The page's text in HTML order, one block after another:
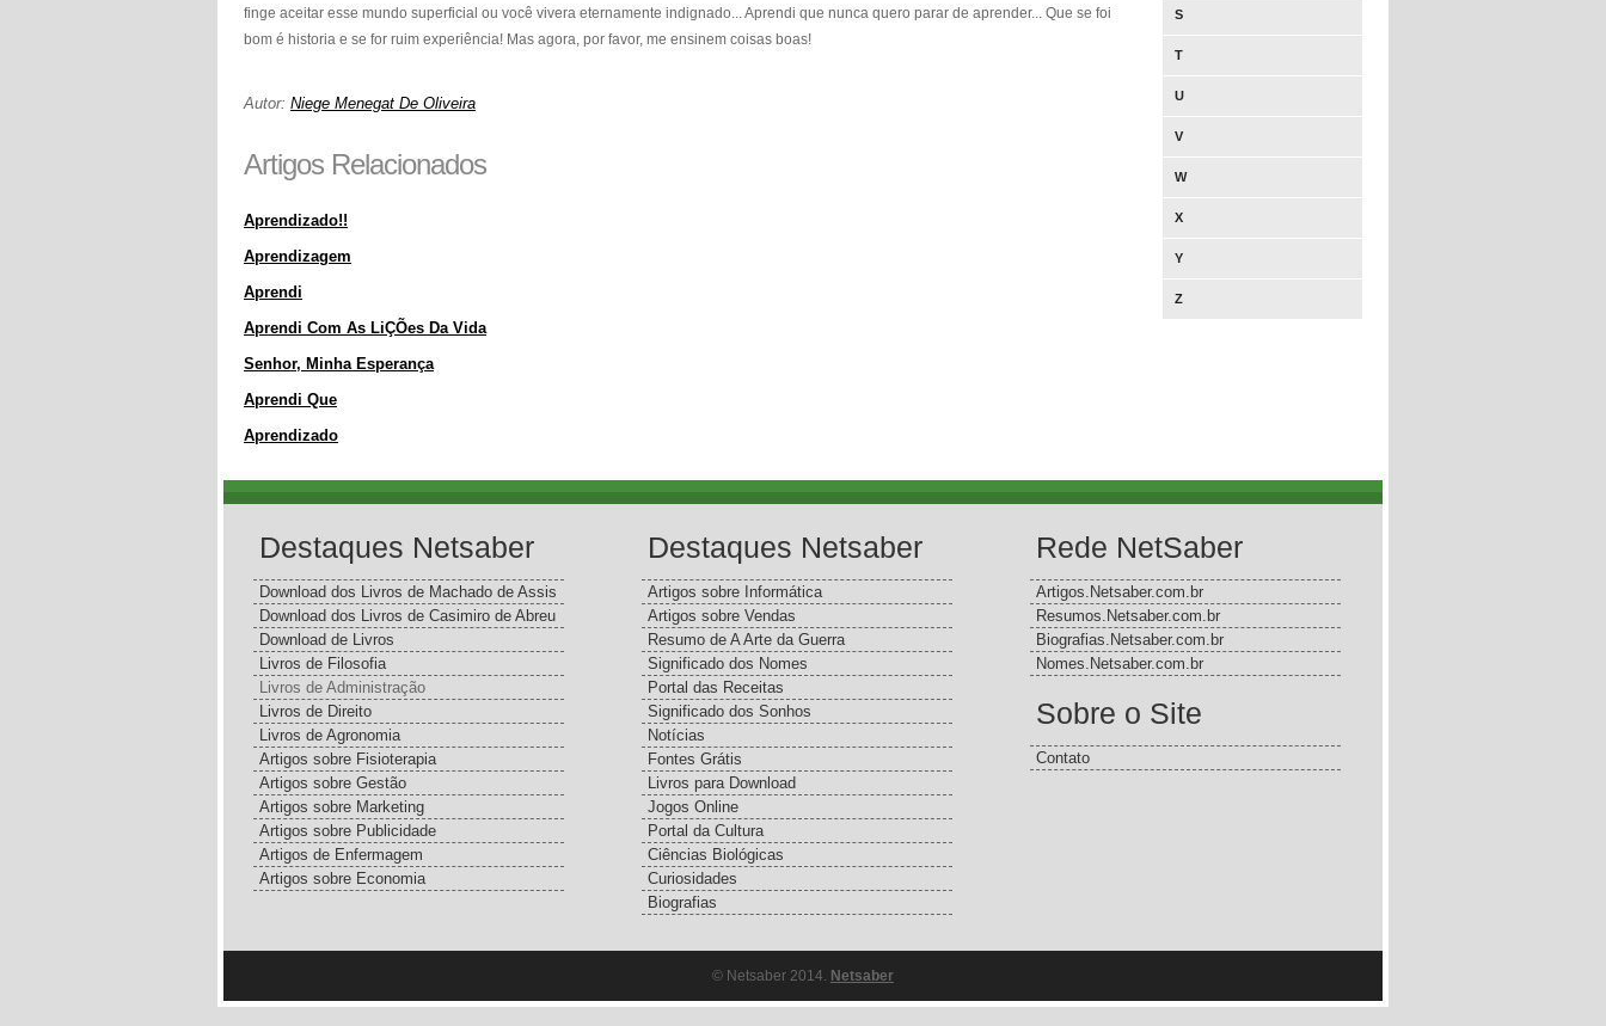
finge aceitar esse mundo superficial ou você vivera eternamente indignado... Aprendi que nunca quero parar de aprender... Que se foi
bom é historia e se for ruim experiência! Mas agora, por favor, me ensinem coisas boas!
Autor: Niege Menegat De Oliveira
Artigos Relacionados
Aprendizado!!
Aprendizagem
Aprendi
Aprendi Com As LiÇÕes Da Vida
Senhor, Minha Esperança
Aprendi Que
Aprendizado
S
T
U
V
W
X
Y
Z
Destaques Netsaber
Download dos Livros de Machado de Assis
Download dos Livros de Casimiro de Abreu
Download de Livros
Livros de Filosofia
Livros de Administração
Livros de Direito
Livros de Agronomia
Artigos sobre Fisioterapia
Artigos sobre Gestão
Artigos sobre Marketing
Artigos sobre Publicidade
Artigos de Enfermagem
Artigos sobre Economia
Destaques Netsaber
Artigos sobre Informática
Artigos sobre Vendas
Resumo de A Arte da Guerra
Significado dos Nomes
Portal das Receitas
Significado dos Sonhos
Notícias
Fontes Grátis
Livros para Download
Jogos Online
Portal da Cultura
Ciências Biológicas
Curiosidades
Biografias
Rede NetSaber
Artigos.Netsaber.com.br
Resumos.Netsaber.com.br
Biografias.Netsaber.com.br
Nomes.Netsaber.com.br
Sobre o Site
Contato
© Netsaber 2014. Netsaber